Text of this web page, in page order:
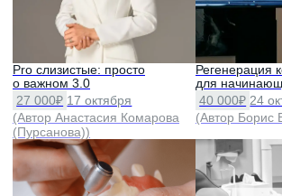
EDU изнутри: атмосфера, врачи,
обучение